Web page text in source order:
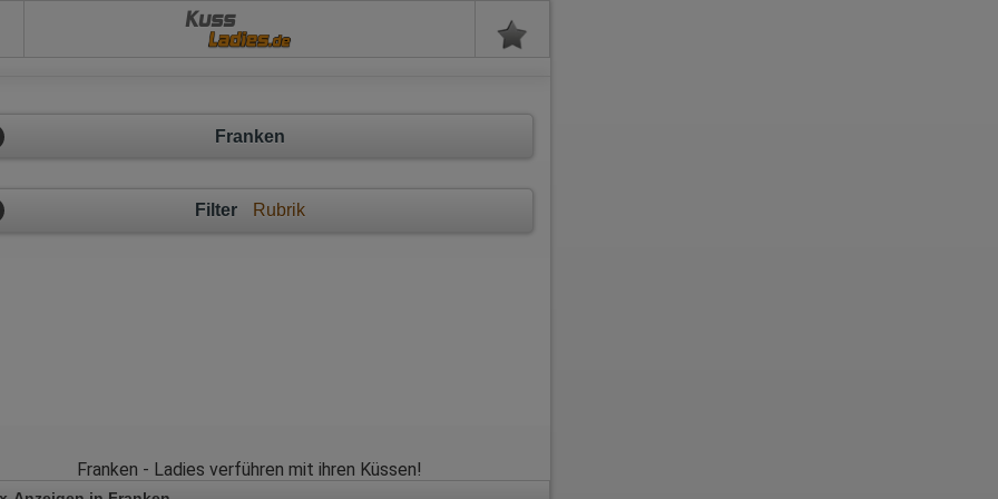
Kuss
Franken
Filter Rubrik
Franken - Ladies verführen mit ihren Küssen!